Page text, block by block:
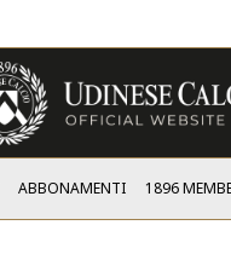
ABBONAMENTI 1896